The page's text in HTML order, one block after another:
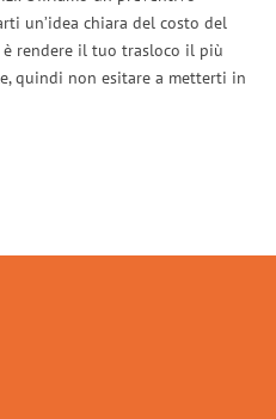
un’idea chiara del costo del
rendere il tuo trasloco il più
quindi non esitare a metterti in